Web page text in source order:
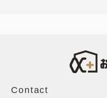
Contact